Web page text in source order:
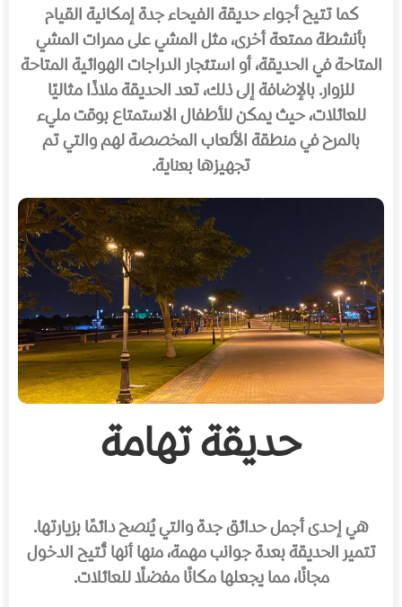
كما تتيح أجواء حديقة الفيحاء جدة إمكانية القيام
بأنشطة ممتعة أخرى، مثل المشي على ممرات المشي
المتاحة في الحديقة، أو استئجار الدراجات الهوائية المتاحة
للزوار. بالإضافة إلى ذلك، تعد الحديقة ملاذًا مثاليًا
للعائلات، حيث يمكن للأطفال الاستمتاع بوقت مليء
بالمرح في منطقة الألعاب المخصصة لهم والتي تم
تجهيزها بعناية.
حديقة تهامة
هي إحدى أجمل حدائق جدة والتي يُنصح دائمًا بزيارتها.
تتمير الحديقة بعدة جوانب مهمة، منها أنها تُتيح الدخول
مجانًا، مما يجعلها مكانًا مفضلًا للعائلات.